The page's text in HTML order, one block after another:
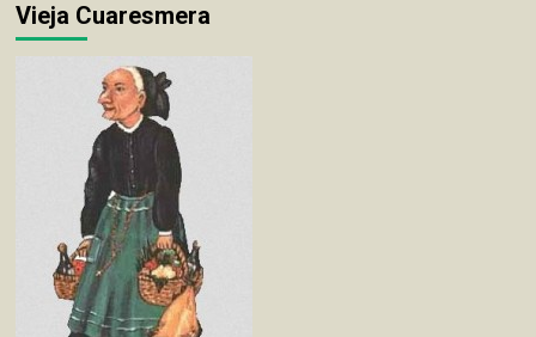
Vieja Cuaresmera